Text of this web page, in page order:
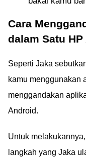
Cara
dalam Satu
Seperti Jaka
kamu menggunakan
menggandakan
Android.
Untuk
langkah yang Jaka